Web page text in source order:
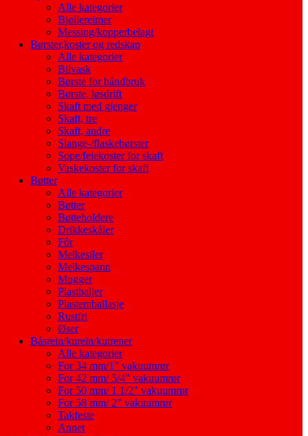
Alle kategorier
Bjøllereimer
Messing/kopperbelagt
Børster,koster og redskap
Alle kategorier
Bilvask
Børste for håndbruk
Børste, løsdrift
Skaft med gjenger
Skaft, tre
Skaft, andre
Slange-/flaskebørster
Sope/feiekoster for skaft
Vaskekoster for skaft
Bøtter
Alle kategorier
Bøtter
Bøtteholdere
Drikkeskåler
Fôr
Melkesiler
Melkespann
Mugger
Plastbaljer
Plastemballasje
Rustfri
Øser
Båsrein/kurein/kutrener
Alle kategorier
For 34 mm/1″ vakuumrør
For 42 mm/ 5/4″ vakuumrør
For 50 mm/ 1 1/2″ vakuumrør
For 58 mm/ 2″ vakuumrør
Takfeste
Annet